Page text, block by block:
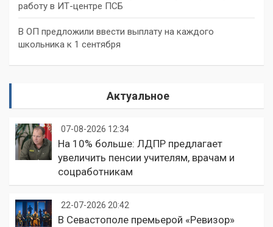
работу в ИТ-центре ПСБ
В ОП предложили ввести выплату на каждого
школьника к 1 сентября
Актуальное
07-08-2026 12:34
На 10% больше: ЛДПР предлагает
увеличить пенсии учителям, врачам и
соцработникам
22-07-2026 20:42
В Севастополе премьерой «Ревизор»